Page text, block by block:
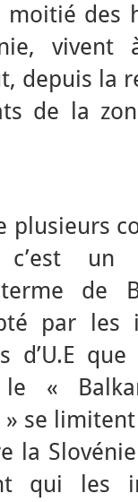
des
vivent
depuis la
de la
c’est
de
par les
d’U.E
le «
se
la
qui les